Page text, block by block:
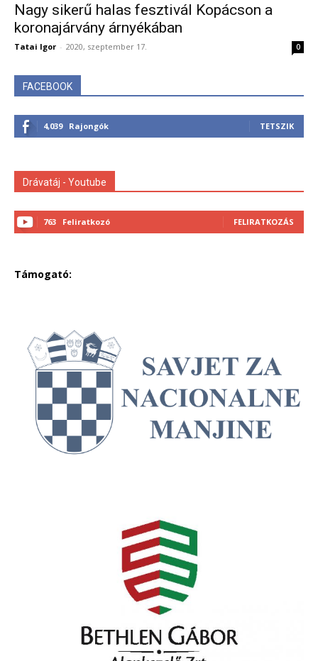
Nagy sikerű halas fesztivál Kopácson a
koronajárvány árnyékában
Tatai Igor - 2020, szeptember 17. 0
FACEBOOK
4,039 Rajongók TETSZIK
Drávatáj - Youtube
763 Feliratkozó FELIRATKOZÁS
Támogató: